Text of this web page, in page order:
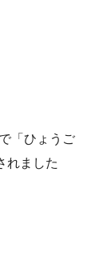
「ひょうご
れました